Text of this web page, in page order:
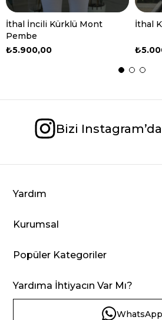
İthal İncili Kürklü Mont
Pembe
₺5.900,00
İthal
Bizi
Yardım
Kurumsal
Popüler Kategoriler
Yardıma İhtiyacın Var Mı?
WhatsApp